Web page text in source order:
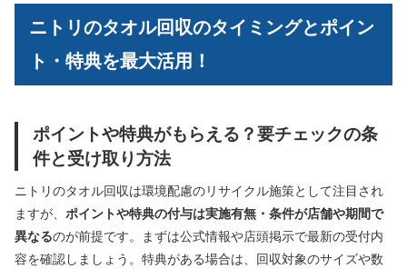
ニトリのタオル回収のタイミングとポイン
ト・特典を最大活用！
ポイントや特典がもらえる？要チェックの条
件と受け取り方法
ニトリのタオル回収は環境配慮のリサイクル施策として注目され
ますが、 ポイントや特典の付与は実施有無・条件が店舗や期間で
異なるのが前提です。まずは公式情報や店頭掲示で最新の受付内
容を確認しましょう。特典がある場合は、回収対象のサイズや数